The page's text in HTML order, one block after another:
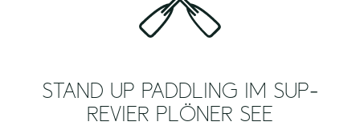
STAND UP PADDLING IM SUP-
REVIER PLÖNER SEE